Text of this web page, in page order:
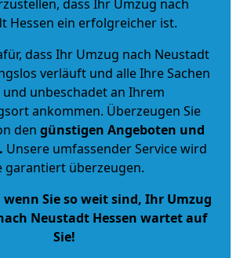
dass Ihr Umzug nach
Hessen ein erfolgreicher ist.
dass Ihr Umzug nach Neustadt
verläuft und alle Ihre Sachen
unbeschadet an Ihrem
ankommen. Überzeugen Sie
den günstigen Angeboten und
Unsere umfassender Service wird
garantiert überzeugen.
wenn Sie so weit sind, Ihr Umzug
Neustadt Hessen wartet auf
Sie!